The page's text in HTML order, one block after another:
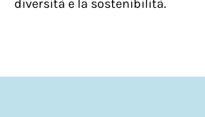
diversità e la sostenibilità.